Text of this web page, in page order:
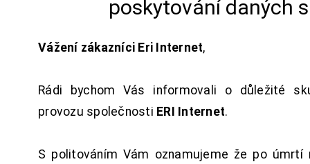
poskytování daných
Vážení zákazníci Eri Internet,
Rádi bychom Vás informovali o důležité
provozu společnosti ERI Internet.
S politováním Vám oznamujeme že po úmrtí